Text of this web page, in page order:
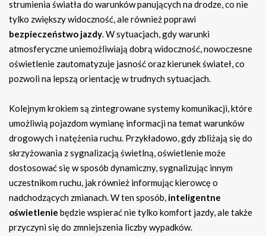
strumienia światła do warunków panujących na drodze, co nie
tylko zwiększy widoczność, ale również poprawi
bezpieczeństwo jazdy. W sytuacjach, gdy warunki
atmosferyczne uniemożliwiają dobrą widoczność, nowoczesne
oświetlenie zautomatyzuje jasność oraz kierunek świateł, co
pozwoli na lepszą orientację w trudnych sytuacjach.
Kolejnym krokiem są zintegrowane systemy komunikacji, które
umożliwią pojazdom wymianę informacji na temat warunków
drogowych i natężenia ruchu. Przykładowo, gdy zbliżają się do
skrzyżowania z sygnalizacją świetlną, oświetlenie może
dostosować się w sposób dynamiczny, sygnalizując innym
uczestnikom ruchu, jak również informując kierowcę o
nadchodzących zmianach. W ten sposób, inteligentne
oświetlenie będzie wspierać nie tylko komfort jazdy, ale także
przyczyni się do zmniejszenia liczby wypadków.